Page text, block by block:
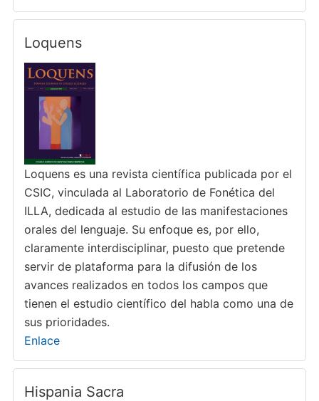
Loquens
Loquens es una revista científica publicada por el
CSIC, vinculada al Laboratorio de Fonética del
ILLA, dedicada al estudio de las manifestaciones
orales del lenguaje. Su enfoque es, por ello,
claramente interdisciplinar, puesto que pretende
servir de plataforma para la difusión de los
avances realizados en todos los campos que
tienen el estudio científico del habla como una de
sus prioridades.
Enlace
Hispania Sacra